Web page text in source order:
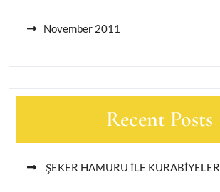
November 2011
Recent Posts
ŞEKER HAMURU İLE KURABİYELER